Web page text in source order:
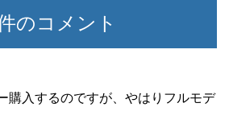
のコメント
購入するのですが、やはりフルモデ